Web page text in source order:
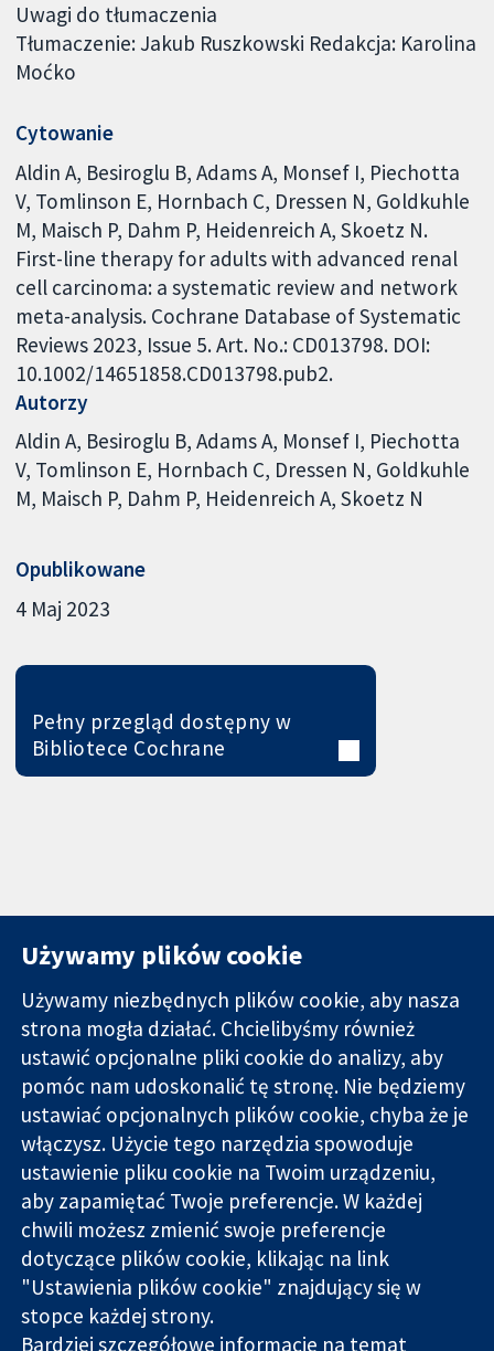
Uwagi do tłumaczenia
Tłumaczenie: Jakub Ruszkowski Redakcja: Karolina
Moćko
Cytowanie
Aldin A, Besiroglu B, Adams A, Monsef I, Piechotta
V, Tomlinson E, Hornbach C, Dressen N, Goldkuhle
M, Maisch P, Dahm P, Heidenreich A, Skoetz N.
First-line therapy for adults with advanced renal
cell carcinoma: a systematic review and network
meta-analysis. Cochrane Database of Systematic
Reviews 2023, Issue 5. Art. No.: CD013798. DOI:
10.1002/14651858.CD013798.pub2.
Autorzy
Aldin A Besiroglu B Adams A Monsef I Piechotta
V Tomlinson E Hornbach C Dressen N Goldkuhle
M Maisch P Dahm P Heidenreich A Skoetz N
Opublikowane
4 Maj 2023
Pełny przegląd dostępny w
Bibliotece Cochrane
Wiarygodne dane
naukowe.
Świadome
decyzje.
Lepsze zdrowie.
11-13 Cavendish
Square
Londyn
W1G 0AN
Wielka Brytania
Kontakt
Nowości
Biuro
prasowe
O nas
Praca
Cochrane
Library
Cochrane Collaboration to organizacja charytatywna (nr
1045921) i spółka z ograniczoną odpowiedzialnością (nr
03044323) zarejestrowana w Anglii i Walii. Numer rejestracyjny
Używamy plików cookie
Używamy niezbędnych plików cookie, aby nasza
strona mogła działać. Chcielibyśmy również
ustawić opcjonalne pliki cookie do analizy, aby
pomóc nam udoskonalić tę stronę. Nie będziemy
ustawiać opcjonalnych plików cookie, chyba że je
włączysz. Użycie tego narzędzia spowoduje
ustawienie pliku cookie na Twoim urządzeniu,
aby zapamiętać Twoje preferencje. W każdej
chwili możesz zmienić swoje preferencje
dotyczące plików cookie, klikając na link
"Ustawienia plików cookie" znajdujący się w
stopce każdej strony.
Bardziej szczegółowe informacje na temat